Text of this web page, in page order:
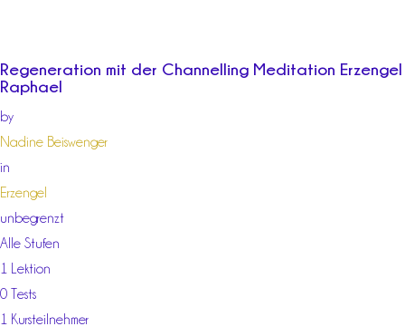
Regeneration mit der Channelling Meditation Erzengel
Raphael
by
Nadine Beiswenger
in
Erzengel
unbegrenzt
Alle Stufen
1 Lektion
0 Tests
1 Kursteilnehmer